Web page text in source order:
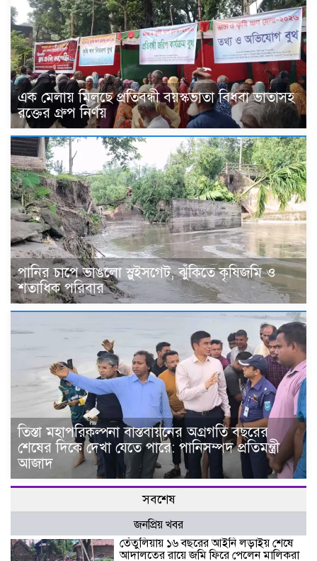
এক মেলায় মিলছে প্রতিবন্ধী বয়স্কভাতা বিধবা ভাতাসহ
রক্তের গ্রুপ নির্ণয়
পানির চাপে ভাঙলো স্লুইসগেট, ঝুঁকিতে কৃষিজমি ও
শতাধিক পরিবার
তিস্তা মহাপরিকল্পনা বাস্তবায়নের অগ্রগতি বছরের
শেষের দিকে দেখা যেতে পারে: পানিসম্পদ প্রতিমন্ত্রী
আজাদ
সবশেষ
জনপ্রিয় খবর
তেঁতুলিয়ায় ১৬ বছরের আইনি লড়াইয় শেষে
আদালতের রায়ে জমি ফিরে পেলেন মালিকরা